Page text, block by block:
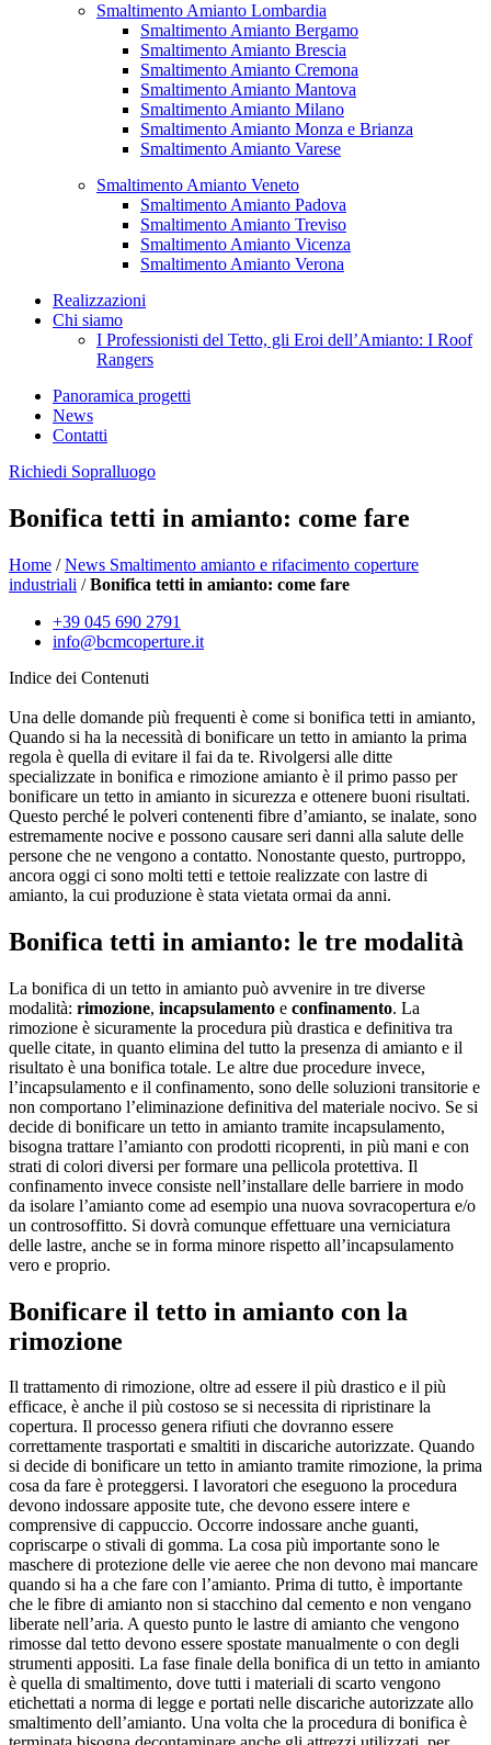
Smaltimento Amianto Lombardia
Smaltimento Amianto Bergamo
Smaltimento Amianto Brescia
Smaltimento Amianto Cremona
Smaltimento Amianto Mantova
Smaltimento Amianto Milano
Smaltimento Amianto Monza e Brianza
Smaltimento Amianto Varese
Smaltimento Amianto Veneto
Smaltimento Amianto Padova
Smaltimento Amianto Treviso
Smaltimento Amianto Vicenza
Smaltimento Amianto Verona
Realizzazioni
Chi siamo
I Professionisti del Tetto, gli Eroi dell’Amianto: I Roof
Rangers
Panoramica progetti
News
Contatti
Richiedi Sopralluogo
Bonifica tetti in amianto: come fare
Home /News Smaltimento amianto e rifacimento coperture
industriali /Bonifica tetti in amianto: come fare
+39 045 690 2791
info@bcmcoperture.it
Indice dei Contenuti
Una delle domande più frequenti è come si bonifica tetti in amianto,
Quando si ha la necessità di bonificare un tetto in amianto la prima
regola è quella di evitare il fai da te. Rivolgersi alle ditte
specializzate in bonifica e rimozione amianto è il primo passo per
bonificare un tetto in amianto in sicurezza e ottenere buoni risultati.
Questo perché le polveri contenenti fibre d’amianto, se inalate, sono
estremamente nocive e possono causare seri danni alla salute delle
persone che ne vengono a contatto. Nonostante questo, purtroppo,
ancora oggi ci sono molti tetti e tettoie realizzate con lastre di
amianto, la cui produzione è stata vietata ormai da anni.
Bonifica tetti in amianto: le tre modalità
La bonifica di un tetto in amianto può avvenire in tre diverse
modalità: rimozione, incapsulamento e confinamento. La
rimozione è sicuramente la procedura più drastica e definitiva tra
quelle citate, in quanto elimina del tutto la presenza di amianto e il
risultato è una bonifica totale. Le altre due procedure invece,
l’incapsulamento e il confinamento, sono delle soluzioni transitorie e
non comportano l’eliminazione definitiva del materiale nocivo. Se si
decide di bonificare un tetto in amianto tramite incapsulamento,
bisogna trattare l’amianto con prodotti ricoprenti, in più mani e con
strati di colori diversi per formare una pellicola protettiva. Il
confinamento invece consiste nell’installare delle barriere in modo
da isolare l’amianto come ad esempio una nuova sovracopertura e/o
un controsoffitto. Si dovrà comunque effettuare una verniciatura
delle lastre, anche se in forma minore rispetto all’incapsulamento
vero e proprio.
Bonificare il tetto in amianto con la
rimozione
Il trattamento di rimozione, oltre ad essere il più drastico e il più
efficace, è anche il più costoso se si necessita di ripristinare la
copertura. Il processo genera rifiuti che dovranno essere
correttamente trasportati e smaltiti in discariche autorizzate. Quando
si decide di bonificare un tetto in amianto tramite rimozione, la prima
cosa da fare è proteggersi. I lavoratori che eseguono la procedura
devono indossare apposite tute, che devono essere intere e
comprensive di cappuccio. Occorre indossare anche guanti,
copriscarpe o stivali di gomma. La cosa più importante sono le
maschere di protezione delle vie aeree che non devono mai mancare
quando si ha a che fare con l’amianto. Prima di tutto, è importante
che le fibre di amianto non si stacchino dal cemento e non vengano
liberate nell’aria. A questo punto le lastre di amianto che vengono
rimosse dal tetto devono essere spostate manualmente o con degli
strumenti appositi. La fase finale della bonifica di un tetto in amianto
è quella di smaltimento, dove tutti i materiali di scarto vengono
etichettati a norma di legge e portati nelle discariche autorizzate allo
smaltimento dell’amianto. Una volta che la procedura di bonifica è